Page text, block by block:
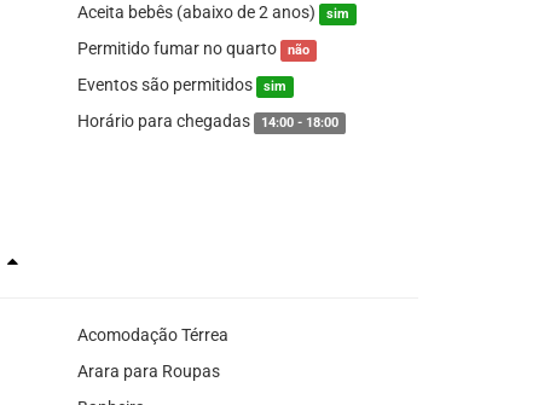
Aceita bebês (abaixo de 2 anos) sim
Permitido fumar no quarto não
Eventos são permitidos sim
Horário para chegadas 14:00 - 18:00
Acomodação Térrea
Arara para Roupas